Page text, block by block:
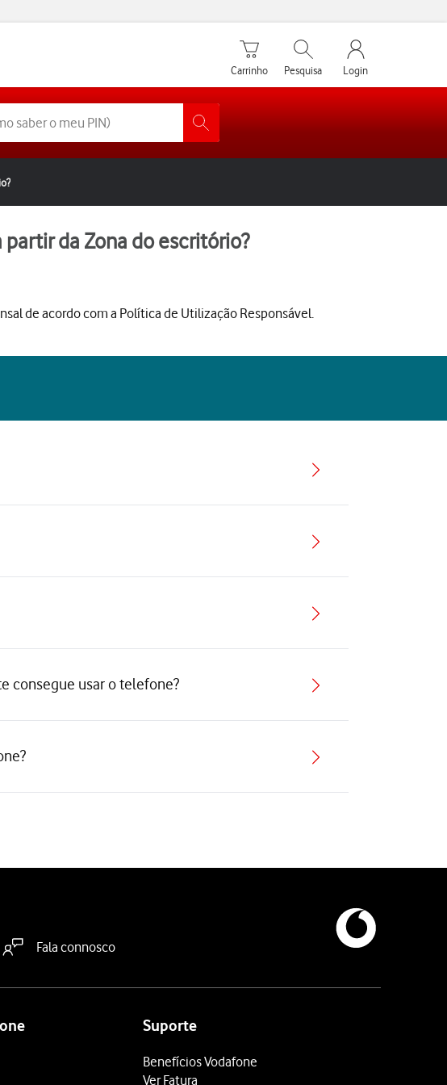
Carrinho de compras
Carrinho
Pesquisar
Pesquisa
My Vodafone
Login
da Zona do escritório?
de acordo com a Política de Utilização Responsável.
consegue usar o telefone?
Fala connosco
Suporte
Benefícios Vodafone
Ver Fatura